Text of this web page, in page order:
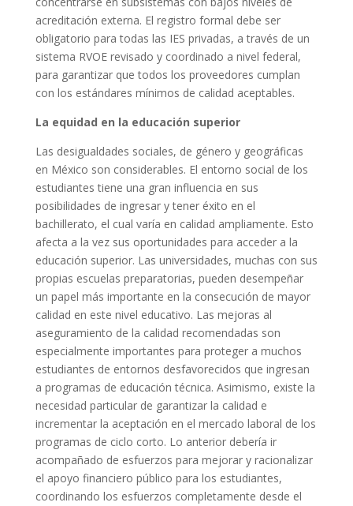
acreditación externa. El registro formal debe ser
obligatorio para todas las IES privadas, a través de un
sistema RVOE revisado y coordinado a nivel federal,
para garantizar que todos los proveedores cumplan
con los estándares mínimos de calidad aceptables.
La equidad en la educación superior
Las desigualdades sociales, de género y geográficas
en México son considerables. El entorno social de los
estudiantes tiene una gran influencia en sus
posibilidades de ingresar y tener éxito en el
bachillerato, el cual varía en calidad ampliamente. Esto
afecta a la vez sus oportunidades para acceder a la
educación superior. Las universidades, muchas con sus
propias escuelas preparatorias, pueden desempeñar
un papel más importante en la consecución de mayor
calidad en este nivel educativo. Las mejoras al
aseguramiento de la calidad recomendadas son
especialmente importantes para proteger a muchos
estudiantes de entornos desfavorecidos que ingresan
a programas de educación técnica. Asimismo, existe la
necesidad particular de garantizar la calidad e
incrementar la aceptación en el mercado laboral de los
programas de ciclo corto. Lo anterior debería ir
acompañado de esfuerzos para mejorar y racionalizar
el apoyo financiero público para los estudiantes,
coordinando los esfuerzos completamente desde el